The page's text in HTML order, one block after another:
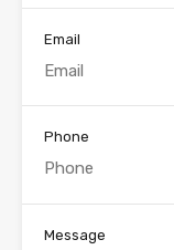
Email
Phone
Message